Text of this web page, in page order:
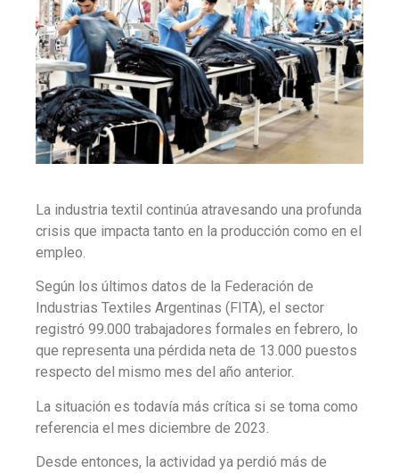
La industria textil continúa atravesando una profunda
crisis que impacta tanto en la producción como en el
empleo.
Según los últimos datos de la Federación de
Industrias Textiles Argentinas (FITA), el sector
registró 99.000 trabajadores formales en febrero, lo
que representa una pérdida neta de 13.000 puestos
respecto del mismo mes del año anterior.
La situación es todavía más crítica si se toma como
referencia el mes diciembre de 2023.
Desde entonces, la actividad ya perdió más de